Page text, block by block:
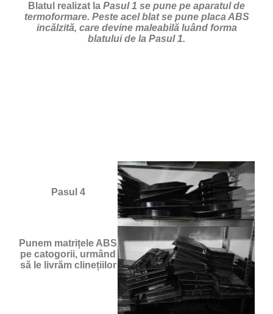
Blatul realizat la Pasul 1 se pune pe aparatul de
termoformare. Peste acel blat se pune placa ABS
incălzită, care devine maleabilă luând forma
blatului de la Pasul 1.
Pasul 4
Punem matrițele ABS
pe catogorii, urmând
să le livrăm clinețiilor